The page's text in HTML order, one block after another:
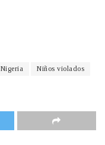
Nigeria Niños violados